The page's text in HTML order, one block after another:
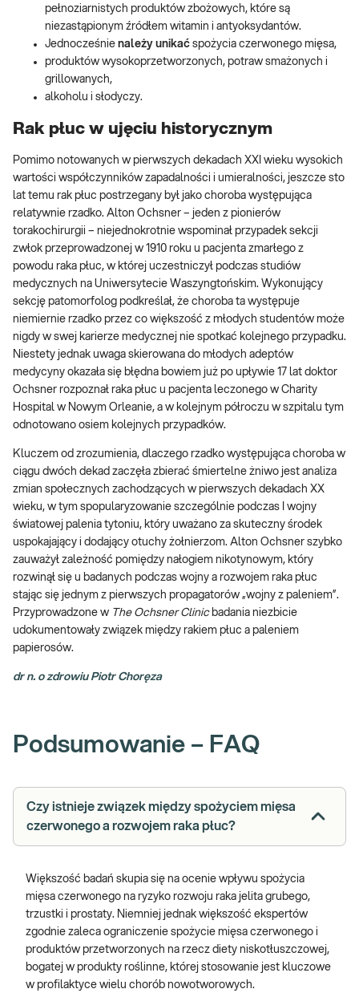
pełnoziarnistych produktów zbożowych, które są
niezastąpionym źródłem witamin i antyoksydantów.
Jednocześnie należy unikać spożycia czerwonego mięsa,
produktów wysokoprzetworzonych, potraw smażonych i
grillowanych,
alkoholu i słodyczy.
Rak płuc w ujęciu historycznym
Pomimo notowanych w pierwszych dekadach XXI wieku wysokich
wartości współczynników zapadalności i umieralności, jeszcze sto
lat temu rak płuc postrzegany był jako choroba występująca
relatywnie rzadko. Alton Ochsner – jeden z pionierów
torakochirurgii – niejednokrotnie wspominał przypadek sekcji
zwłok przeprowadzonej w 1910 roku u pacjenta zmarłego z
powodu raka płuc, w której uczestniczył podczas studiów
medycznych na Uniwersytecie Waszyngtońskim. Wykonujący
sekcję patomorfolog podkreślał, że choroba ta występuje
niemiernie rzadko przez co większość z młodych studentów może
nigdy w swej karierze medycznej nie spotkać kolejnego przypadku.
Niestety jednak uwaga skierowana do młodych adeptów
medycyny okazała się błędna bowiem już po upływie 17 lat doktor
Ochsner rozpoznał raka płuc u pacjenta leczonego w Charity
Hospital w Nowym Orleanie, a w kolejnym półroczu w szpitalu tym
odnotowano osiem kolejnych przypadków.
Kluczem od zrozumienia, dlaczego rzadko występująca choroba w
ciągu dwóch dekad zaczęła zbierać śmiertelne żniwo jest analiza
zmian społecznych zachodzących w pierwszych dekadach XX
wieku, w tym spopularyzowanie szczególnie podczas I wojny
światowej palenia tytoniu, który uważano za skuteczny środek
uspokajający i dodający otuchy żołnierzom. Alton Ochsner szybko
zauważył zależność pomiędzy nałogiem nikotynowym, który
rozwinął się u badanych podczas wojny a rozwojem raka płuc
stając się jednym z pierwszych propagatorów „wojny z paleniem”.
Przyprowadzone w The Ochsner Clinicbadania niezbicie
udokumentowały związek między rakiem płuc a paleniem
papierosów.
dr n. o zdrowiu Piotr Choręza
Podsumowanie – FAQ
Czy istnieje związek między spożyciem mięsa
czerwonego a rozwojem raka płuc?
Większość badań skupia się na ocenie wpływu spożycia
mięsa czerwonego na ryzyko rozwoju raka jelita grubego,
trzustki i prostaty. Niemniej jednak większość ekspertów
zgodnie zaleca ograniczenie spożycie mięsa czerwonego i
produktów przetworzonych na rzecz diety niskotłuszczowej,
bogatej w produkty roślinne, której stosowanie jest kluczowe
w profilaktyce wielu chorób nowotworowych.